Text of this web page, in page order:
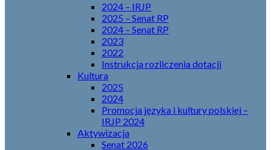
2024 – IRJP
2025 – Senat RP
2024 – Senat RP
2023
2022
Instrukcja rozliczenia dotacji
Kultura
2025
2024
Promocja języka i kultury polskiej –
IRJP 2024
Aktywizacja
Senat 2026